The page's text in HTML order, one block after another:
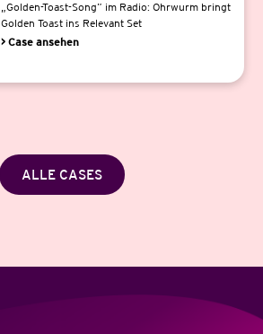
„Golden-Toast-Song” im Radio: Ohrwurm bringt
Golden Toast ins Relevant Set
> Case ansehen
ALLE CASES